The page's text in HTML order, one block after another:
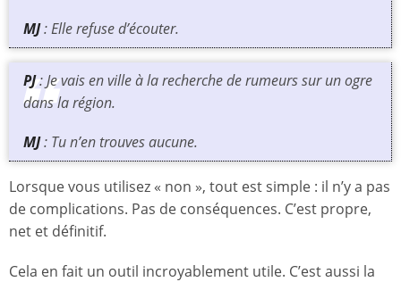
MJ: Elle refuse d’écouter.
PJ: Je vais en ville à la recherche de rumeurs sur un ogre
dans la région.
MJ: Tu n’en trouves aucune.
Lorsque vous utilisez « non », tout est simple : il n’y a pas
de complications. Pas de conséquences. C’est propre,
net et définitif.
Cela en fait un outil incroyablement utile. C’est aussi la